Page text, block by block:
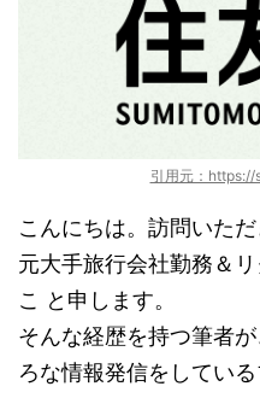
引用元：
こんにちは。訪問いた
元大手旅行会社勤務＆
こ と申します。
そんな経歴を持つ筆者
ろな情報発信をしている